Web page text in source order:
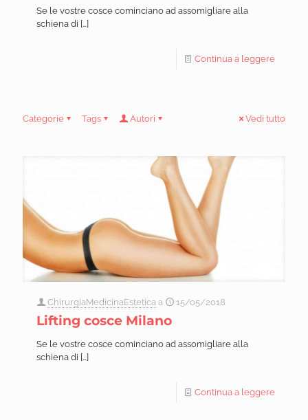
Se le vostre cosce cominciano ad assomigliare alla
schiena di […]
Continua a leggere
Categorie Tags Autori Vedi tutto
ChirurgiaMedicinaEstetica a 15/05/2018
Lifting cosce Milano
Se le vostre cosce cominciano ad assomigliare alla
schiena di […]
Continua a leggere